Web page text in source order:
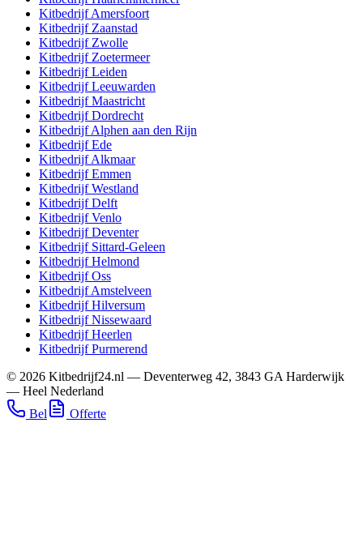
KitbedrijfAmersfoort
Kitbedrijf Zaanstad
Kitbedrijf Zwolle
Kitbedrijf Zoetermeer
KitbedrijfLeiden
KitbedrijfLeeuwarden
KitbedrijfMaastricht
KitbedrijfDordrecht
KitbedrijfAlphen aan den Rijn
KitbedrijfEde
KitbedrijfAlkmaar
KitbedrijfEmmen
KitbedrijfWestland
KitbedrijfDelft
KitbedrijfVenlo
KitbedrijfDeventer
Kitbedrijf Sittard-Geleen
KitbedrijfHelmond
KitbedrijfOss
KitbedrijfAmstelveen
KitbedrijfHilversum
KitbedrijfNissewaard
KitbedrijfHeerlen
KitbedrijfPurmerend
© 2026 Kitbedrijf24.nl — Deventerweg 42, 3843 GA Harderwijk
— Heel Nederland
Bel
Offerte